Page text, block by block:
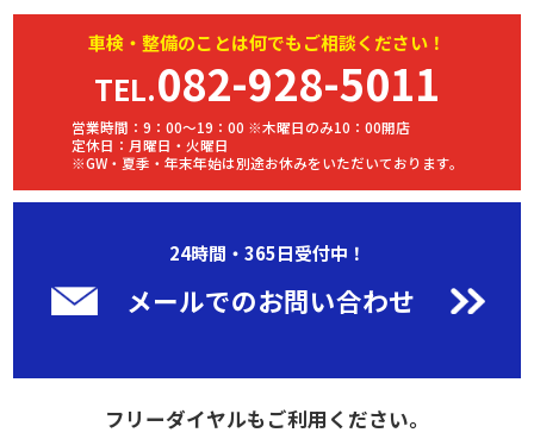
車検・ 整備のことは何でもご相談ください！
TEL.082-928-5011
営業時間：9：00～19：00 ※木曜日のみ10：00開店
定休日：月曜日・火曜日
※GW・夏季・年末年始は別途お休みをいただいております。
24時間・365日受付中！
メールでのお問い合わせ
フリーダイヤルもご利用ください。